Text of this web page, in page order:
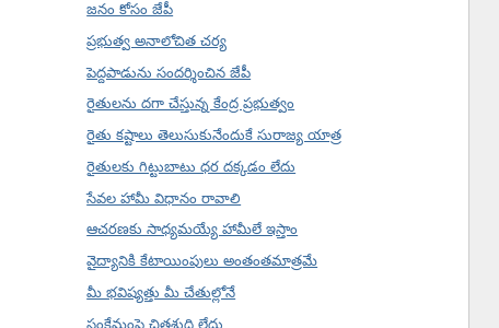
జనం కోసం జేపీ
ప్రభుత్వ అనాలోచిత చర్య
పెద్దపాడును సందర్శించిన జేపీ
రైతులను దగా చేస్తున్న కేంద్ర ప్రభుత్వం
రైతు కష్టాలు తెలుసుకునేందుకే సురాజ్య యాత్ర
రైతులకు గిట్టుబాటు ధర దక్కడం లేదు
సేవల హామీ విధానం రావాలి
ఆచరణకు సాధ్యమయ్యే హామీలే ఇస్తాం
వైద్యానికి కేటాయింపులు అంతంతమాత్రమే
మీ భవిష్యత్తు మీ చేతుల్లోనే
సంక్షేమంపై చిత్తశుద్ధి లేదు